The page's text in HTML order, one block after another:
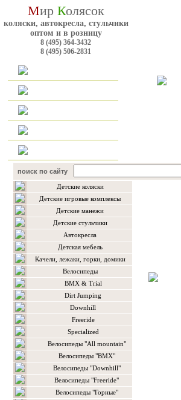
Мир Колясок
коляски, автокресла, стульчики
оптом и в розницу
8 (495) 364-3432
8 (495) 506-2831
поиск по сайту
Детские коляски
Детские игровые комплексы
Детские манежи
Детские стульчики
Автокресла
Детская мебель
Качели, лежаки, горки, домики
Велосипеды
BMX & Trial
Dirt Jumping
Downhill
Freeride
Specialized
Велосипеды "All mountain"
Велосипеды "BMX"
Велосипеды "Downhill"
Велосипеды "Freeride"
Велосипеды "Горные"